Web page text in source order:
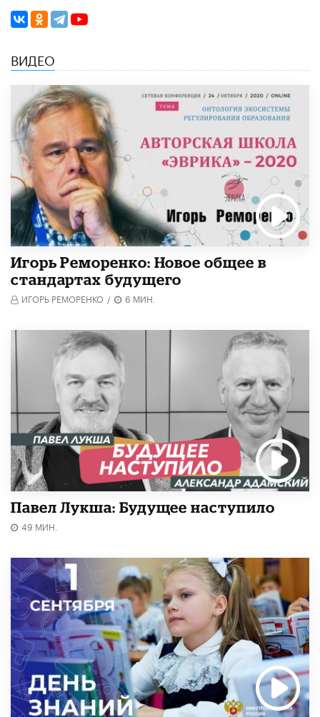
ВИДЕО
Игорь Реморенко: Новое общее в
стандартах будущего
ИГОРЬ РЕМОРЕНКО / 6 МИН.
Павел Лукша: Будущее наступило
49 МИН.